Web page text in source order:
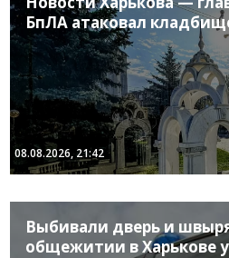
БпЛА атаковал
08.08.2026, 21:42
Выбивали дверь и
общежитии в Харькове